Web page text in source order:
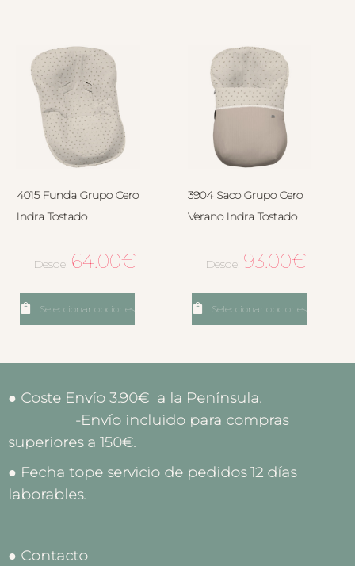
4015 Funda Grupo Cero
Indra Tostado
Desde: 64.00€
Seleccionar opciones
3904 Saco Grupo Cero
Verano Indra Tostado
Desde: 93.00€
Seleccionar opciones
● Coste Envío 3.90€ a la Península.
-Envío incluido para compras
superiores a 150€.
● Fecha tope servicio de pedidos 12 días
laborables.
● Contacto